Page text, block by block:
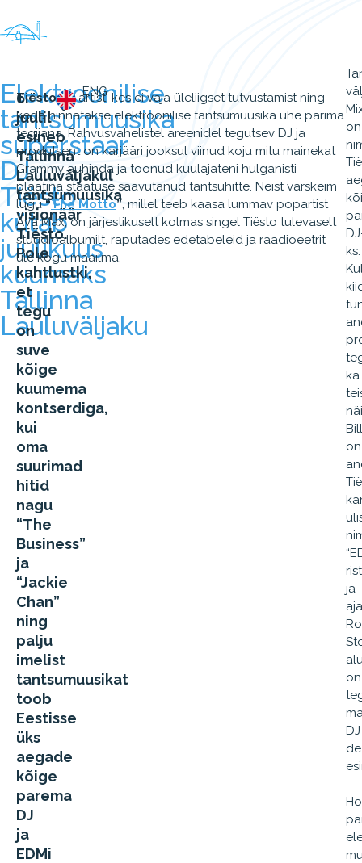
ENG
Elektroonilise
tantsumuusika
superstaar
DJ
Tiësto
kütab
juulikuus
kuumaks
Tallinna
Lauluväljaku
6.
juulil
esineb
Tallinna
Lauluväljakul
tantsumuusika
visionäär
Tiësto.
Pole
kahtlustki,
et
tegu
on
suve
kõige
kuumema
kontserdiga,
kui
oma
suurimad
hitid
nagu
“The
Business”
ja
“Jackie
Chan”
ning
palju
imelist
tantsumuusikat
toob
Eestisse
üks
aegade
kõige
parema
DJ
ja
EDMi
Tiëstoon artist, kes ei vaja üleliigset tutvustamist ning
keda hinnatakse elektroonilise tantsumuusika ühe parima
tegijana. Rahvusvahelistel areenidel tegutsev DJ ja
produtsent on karjääri jooksul viinud koju mitu mainekat
Grammy auhinda ja toonud kuulajateni hulganisti
plaatina staatuse saavutanud tantsuhitte. Neist värskeim
lugu“The Motto”, millel teeb kaasa lummav popartist
Ava Max, on järjestikuselt kolmas singel Tiësto tulevaselt
stuudioalbumilt, raputades edetabeleid ja raadioeetrit
üle kogu maailma.
on
ks.
ka
on
ja
on
de